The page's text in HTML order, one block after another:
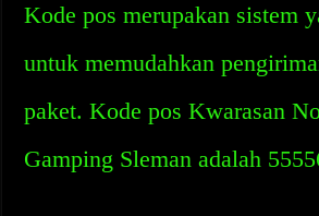
Kode pos merupakan sistem
untuk memudahkan
paket. Kode pos Kwarasan
Gamping Sleman adalah